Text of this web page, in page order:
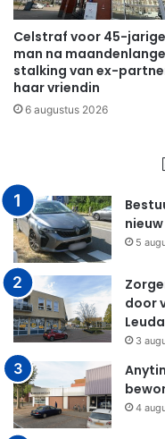
Celstraf voor 45-jarige
man na maandenlange
stalking van ex-
haar vriendin
6 augustus 2026
5
door
3
4